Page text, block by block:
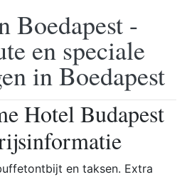
Boedapest -
en speciale
in Boedapest
Hotel Budapest
en taksen. Extra